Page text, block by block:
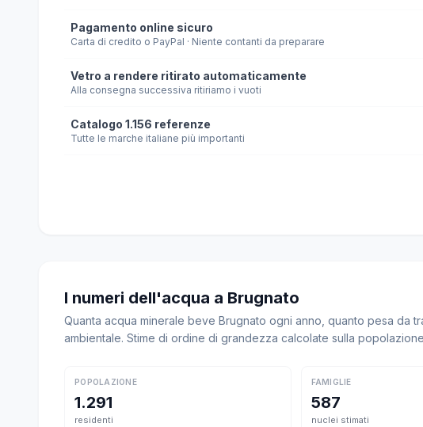
Pagamento online sicuro
Carta di credito o PayPal · Niente contanti da preparare
Vetro a rendere ritirato automaticamente
Alla consegna successiva ritiriamo i vuoti
Catalogo 1.156 referenze
Tutte le marche italiane più importanti
I numeri dell'acqua a Brugnato
Quanta acqua minerale beve Brugnato ogni anno, quanto pesa da
ambientale. Stime di ordine di grandezza calcolate sulla
POPOLAZIONE
1.291
residenti
FAMIGLIE
587
nuclei stimati